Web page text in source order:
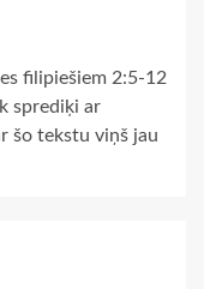
filipiešiem 2:5-12
sprediķi ar
šo tekstu viņš jau